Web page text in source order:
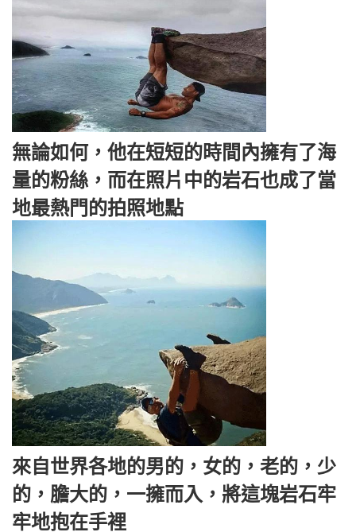
無論如何，他在短短的時間內擁有了海
量的粉絲，而在照片中的岩石也成了當
地最熱門的拍照地點
來自世界各地的男的，女的，老的，少
的，膽大的，一擁而入，將這塊岩石牢
牢地抱在手裡